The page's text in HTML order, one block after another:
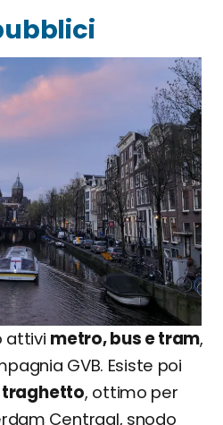
attivi metro, bus e tram,
GVB. Esiste poi
traghetto, ottimo per
Centraal, snodo